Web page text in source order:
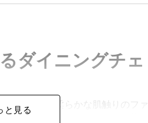
ダイニングチェ
、ふんわり柔らかな肌触りのファ
ニングチェア。ナチュラルな佇ま
と見る